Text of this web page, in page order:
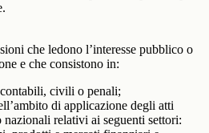
che ledono l’interesse pubblico o
e che consistono in:
civili o penali;
di applicazione degli atti
nazionali relativi ai seguenti settori: